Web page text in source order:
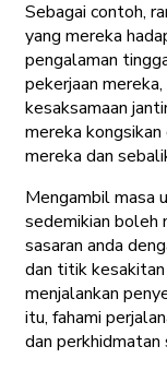
Sebagai contoh,
yang mereka
pengalaman
pekerjaan
kesaksamaan
mereka
mereka dan
Mengambil masa
sedemikian boleh
sasaran anda
dan titik
menjalankan
itu, fahami
dan perkhidmatan